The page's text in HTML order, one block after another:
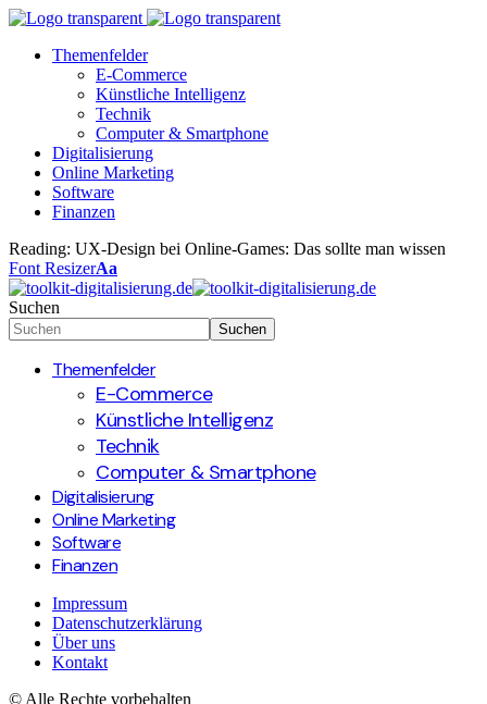
Themenfelder
E-Commerce
Künstliche Intelligenz
Technik
Computer & Smartphone
Digitalisierung
Online Marketing
Software
Finanzen
Reading: UX-Design bei Online-Games: Das sollte man wissen
Font ResizerAa
Suchen
Themenfelder
E-Commerce
Künstliche Intelligenz
Technik
Computer & Smartphone
Digitalisierung
Online Marketing
Software
Finanzen
Impressum
Datenschutzerklärung
Über uns
Kontakt
© Alle Rechte vorbehalten